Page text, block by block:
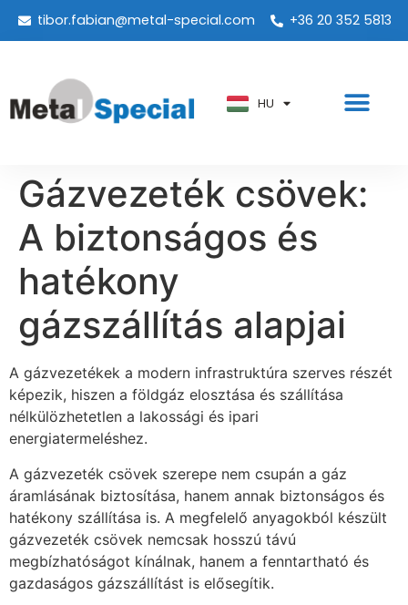
tibor.fabian@metal-special.com +36 20 352 5813
HU
PT
AR
Gázvezeték csövek:
A biztonságos és
hatékony
gázszállítás alapjai
A gázvezetékek a modern infrastruktúra szerves részét
képezik, hiszen a földgáz elosztása és szállítása
nélkülözhetetlen a lakossági és ipari
energiatermeléshez.
A gázvezeték csövek szerepe nem csupán a gáz
áramlásának biztosítása, hanem annak biztonságos és
hatékony szállítása is. A megfelelő anyagokból készült
gázvezeték csövek nemcsak hosszú távú
megbízhatóságot kínálnak, hanem a fenntartható és
gazdaságos gázszállítást is elősegítik.